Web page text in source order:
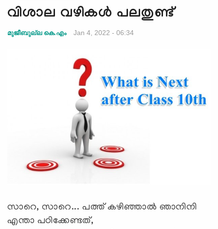
a
v
i
വിശാല വഴികൾ പലതുണ്ട്
മുജീബുല്ല കെ.എം Jan 4, 2022 - 06:34
സാറെ, സാറെ... പത്ത് കഴിഞ്ഞാൽ ഞാനിനി
എന്താ പഠിക്കേണ്ടത്,